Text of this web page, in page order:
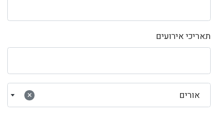
תאריכי אירועים
× אורים